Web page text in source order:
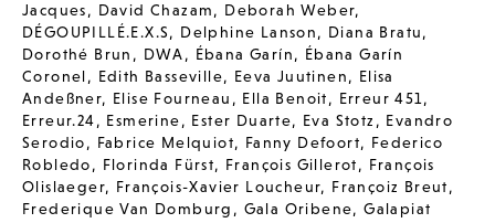
Jacques, David Chazam, Deborah Weber,
DÉGOUPILLÉ.E.X.S, Delphine Lanson, Diana Bratu,
Dorothé Brun , DWA, Ébana Garín, Ébana Garín
Coronel, Edith Basseville, Eeva Juutinen, Elisa
Andeßner, Elise Fourneau , Ella Benoit, Erreur 451,
Erreur.24, Esmerine, Ester Duarte, Eva Stotz , Evandro
Serodio, Fabrice Melquiot, Fanny Defoort, Federico
Robledo, Florinda Fürst, François Gillerot, François
Olislaeger, François-Xavier Loucheur, Françoiz Breut,
Frederique Van Domburg , Gala Oribene,Galapiat